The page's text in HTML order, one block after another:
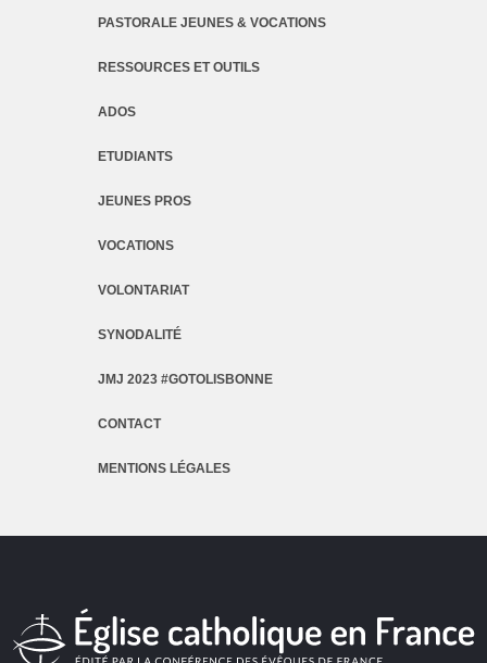
PASTORALE JEUNES & VOCATIONS
RESSOURCES ET OUTILS
ADOS
ETUDIANTS
JEUNES PROS
VOCATIONS
VOLONTARIAT
SYNODALITÉ
JMJ 2023 #GOTOLISBONNE
CONTACT
MENTIONS LÉGALES